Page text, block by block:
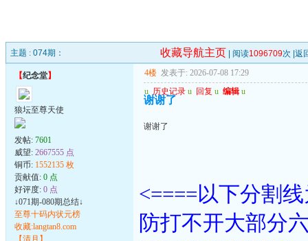
主题 : 074期： 收藏导航主页 | 阅读1096709次 | 返
【纪念堂】
狼坛至尊天使
发帖: 7601
威望: 2667555 点
铜币: 1552135 枚
贡献值: 0 点
好评度: 0 点
↓071期-080期总结↓
至尊十码内状元榜
收藏:langtan8.com
【清月】
4楼 发表于: 2026-07-08 17:29
u 历史记录 u 回复 u 编辑 u
谢谢了
谢谢了
<====以下分割
防打不开大部分